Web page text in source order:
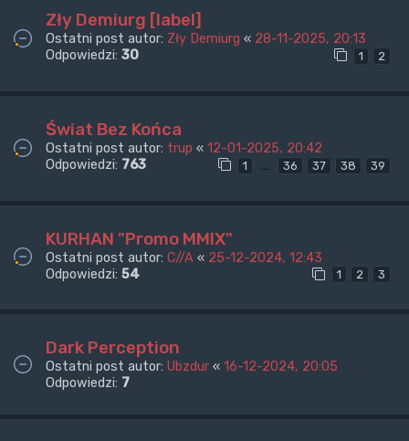
Zły Demiurg [label]
Ostatni post autor: Zły Demiurg « 28-11-2025, 20:13
Odpowiedzi: 30 1 2
Świat Bez Końca
Ostatni post autor: trup « 12-01-2025, 20:42
Odpowiedzi: 763 1 … 36 37 38 39
KURHAN "Promo MMIX"
Ostatni post autor: C//A « 25-12-2024, 12:43
Odpowiedzi: 54 1 2 3
Dark Perception
Ostatni post autor: Ubzdur « 16-12-2024, 20:05
Odpowiedzi: 7